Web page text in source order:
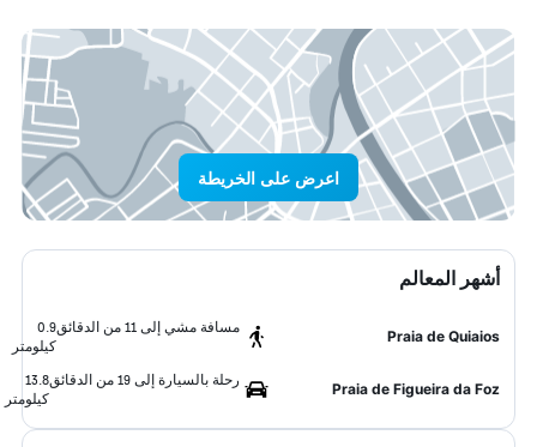
اعرض على الخريطة
أشهر المعالم
Praia de Quiaios
مسافة مشي إلى 11 من الدقائق
0.9
كيلومتر
Praia de Figueira da Foz
رحلة بالسيارة إلى 19 من الدقائق
13.8
كيلومتر